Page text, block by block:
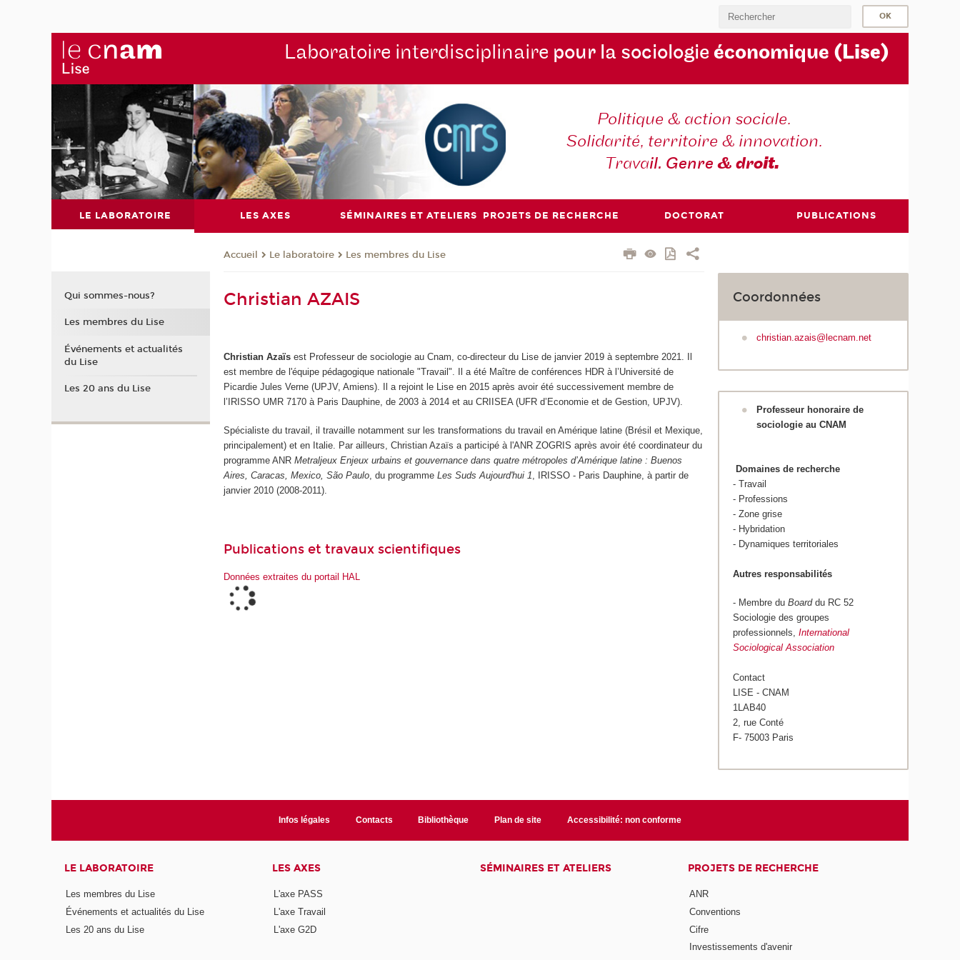
Laboratoire interdisciplinaire pour la sociologie économique (Lise)
Politique & action sociale.
Solidarité, territoire & innovation.
Travail. Genre & droit.
LE LABORATOIRE LES AXES SÉMINAIRES ET ATELIERS PROJETS DE RECHERCHE DOCTORAT PUBLICATIONS
Accueil Le laboratoire Les membres du Lise
Christian AZAIS
Christian Azaïsest Professeur de sociologie au Cnam, co-directeur du Lise de janvier 2019 à septembre 2021. Il
est membre de l'équipe pédagogique nationale "Travail". Il a été Maître de conférences HDR à l’Université de
Picardie Jules Verne (UPJV, Amiens). Il a rejoint le Lise en 2015 après avoir été successivement membre de
l’IRISSO UMR 7170 à Paris Dauphine, de 2003 à 2014 et au CRIISEA (UFR d’Economie et de Gestion, UPJV).
Spécialiste du travail, il travaille notamment sur les transformations du travail en Amérique latine (Brésil et Mexique,
principalement) et en Italie. Par ailleurs, Christian Azaïs a participé à l'ANR ZOGRIS après avoir été coordinateur du
programme ANRMetraljeux Enjeux urbains et gouvernance dans quatre métropoles d’Amérique latine : Buenos
Aires, Caracas, Mexico, São Paulo, du programmeLes Suds Aujourd'hui 1, IRISSO - Paris Dauphine, à partir de
janvier 2010 (2008-2011).
Publications et travaux scientifiques
Données extraites du portail HAL
Coordonnées
christian.azais@lecnam.net
Professeur honoraire de
sociologie au CNAM
Domaines de recherche
- Travail
- Professions
- Zone grise
- Hybridation
- Dynamiques territoriales
Autres responsabilités
- Membre duBoarddu RC 52
Sociologie des groupes
professionnels,International
Sociological Association
Contact
LISE - CNAM
1LAB40
2, rue Conté
F- 75003 Paris
Qui sommes-nous?
Les membres du Lise
Événements et actualités
du Lise
Les 20 ans du Lise
Infos légales Contacts Bibliothèque Plan de site Accessibilité: non conforme
LE LABORATOIRE
Les membres du Lise
Événements et actualités du Lise
Les 20 ans du Lise
LES AXES
L'axe PASS
L'axe Travail
L'axe G2D
SÉMINAIRES ET ATELIERS PROJETS DE RECHERCHE
ANR
Conventions
Cifre
Investissements d'avenir